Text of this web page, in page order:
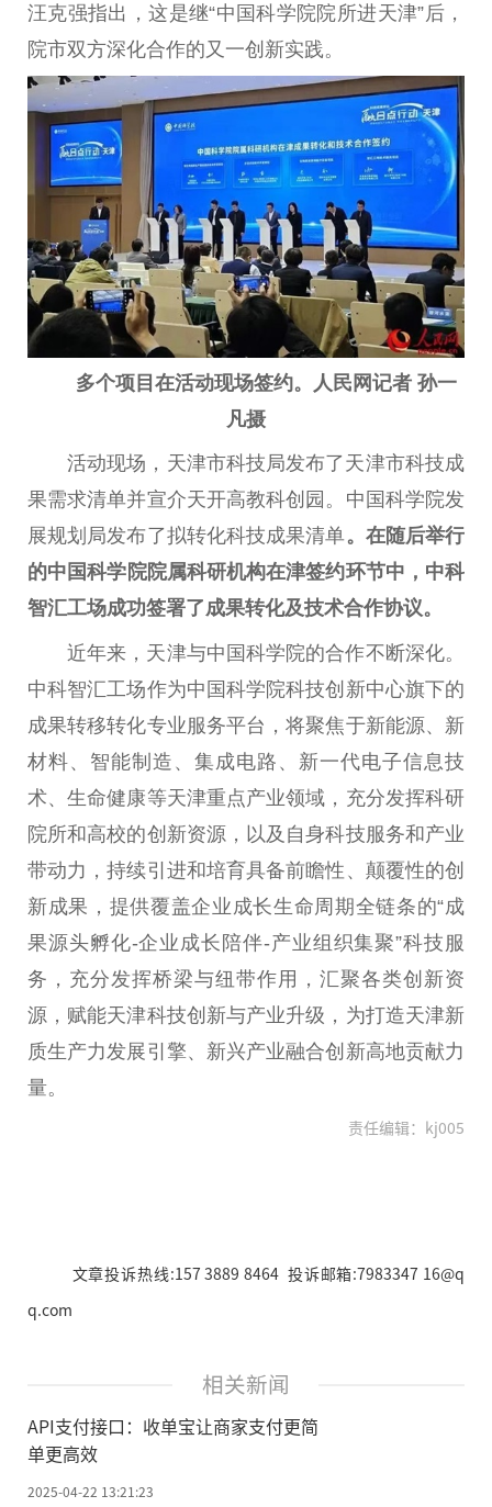
汪克强指出，这是继“中国科学院院所进天津”后，
院市双方深化合作的又一创新实践。
多个项目在活动现场签约。 人民 网记者孙一
凡摄
活动现场，天津市科技局发布了天津市科技成
果需求清单并宣介天开高教科创园。 中国科学院发
展规划局发布了拟转化科技成果清单。 在随后举行
的中国科学院院属科研机构在津签约环节中，中科
智汇工场成功签署了成果转化及技术合作协议。
近年来，天津与中国科学院的合作不断深化。
中科智汇工场作为中国科学院科技创新中心旗下的
成果转移转化专业服务平台 ，将聚焦于新能源、新
材料、智能制造、集成电路、新一代电子信息技
术、生命健康等天津重点产业领域，充分发挥科研
院所和高校的创新资源，以及自身科技服务和产业
带动力，持续引进和培育具备前瞻性 、颠覆性的创
新成果，提供覆盖企业成长生命周期全链条的“成
果源头孵化-企业成长陪伴-产业组织集聚”科技服
务，充分发挥桥梁与纽带作用，汇聚各类创新资
源，赋能天津科技创新与产业升级，为打造天津新
质生产力发展引擎、新兴产业融合创新高地贡献力
量。
责任编辑：kj005
文章投诉热线:157 3889 8464 投诉邮箱:7983347 16@q
q.com
相关新闻
API支付接口：收单宝让商家支付更简
单更高效
2025-04-22 13:21:23